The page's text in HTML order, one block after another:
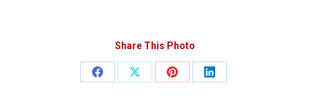
Share This Photo
Teilen
Teilen
Teilen
Teilen